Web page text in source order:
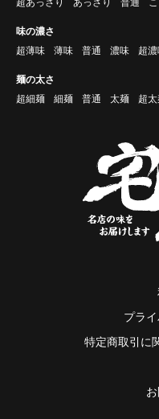
味の濃さ
超薄味
薄味 普通 濃味 超
麺の太さ
超細麺
細麺 普通 太麺 超
プラ
特定商取引に